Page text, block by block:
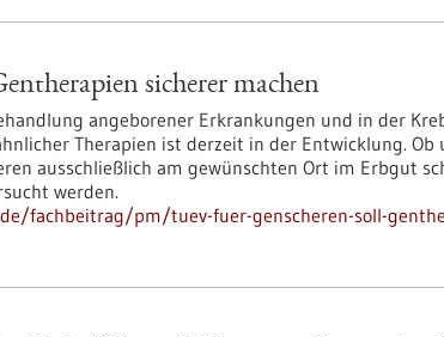
sicherer machen
angeborener Erkrankungen und in der
Therapien ist derzeit in der Entwicklung. Ob
ausschließlich am gewünschten Ort im Erbgut
werden.
fachbeitrag/pm/tuev-fuer-genscheren-soll-